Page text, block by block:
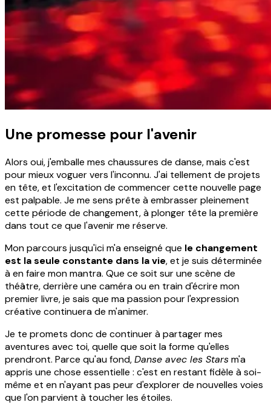
Une promesse pour l'avenir
Alors oui, j'emballe mes chaussures de danse, mais c'est
pour mieux voguer vers l'inconnu. J'ai tellement de projets
en tête, et l'excitation de commencer cette nouvelle page
est palpable. Je me sens prête à embrasser pleinement
cette période de changement, à plonger tête la première
dans tout ce que l'avenir me réserve.
Mon parcours jusqu'ici m'a enseigné que le changement
est la seule constante dans la vie, et je suis déterminée
à en faire mon mantra. Que ce soit sur une scène de
théâtre, derrière une caméra ou en train d'écrire mon
premier livre, je sais que ma passion pour l'expression
créative continuera de m'animer.
Je te promets donc de continuer à partager mes
aventures avec toi, quelle que soit la forme qu'elles
prendront. Parce qu'au fond,Danse avec les Starsm'a
appris une chose essentielle : c'est en restant fidèle à soi-
même et en n'ayant pas peur d'explorer de nouvelles voies
que l'on parvient à toucher les étoiles.